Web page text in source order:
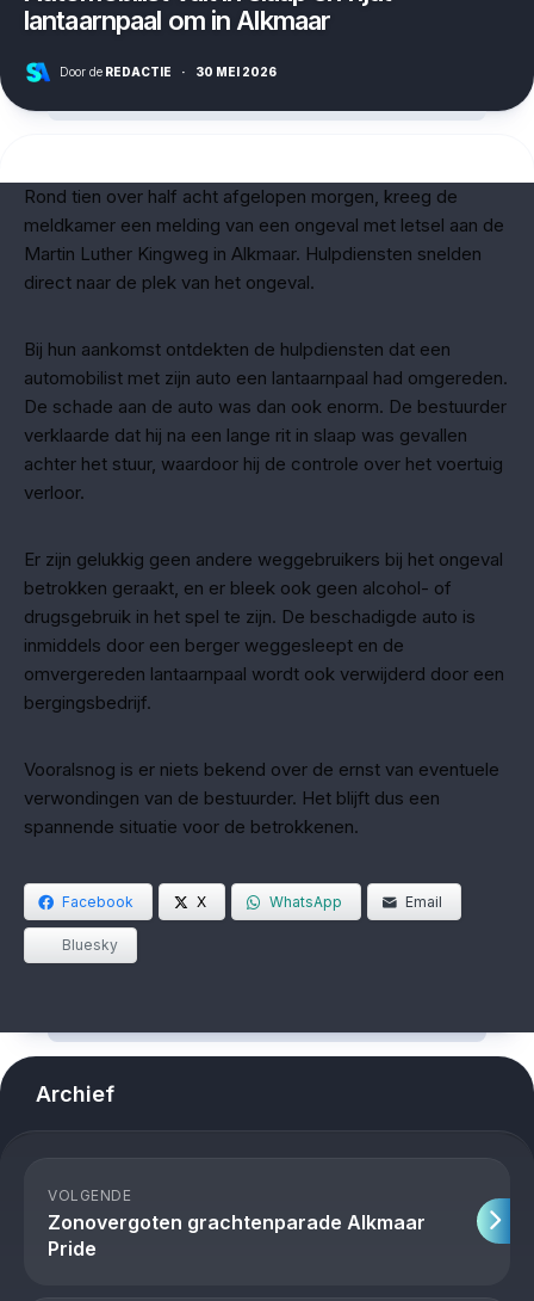
lantaarnpaal om in Alkmaar
Door de REDACTIE · 30 MEI 2026
Rond tien over half acht afgelopen morgen, kreeg de
meldkamer een melding van een ongeval met letsel aan de
Martin Luther Kingweg in Alkmaar. Hulpdiensten snelden
direct naar de plek van het ongeval.
Bij hun aankomst ontdekten de hulpdiensten dat een
automobilist met zijn auto een lantaarnpaal had omgereden.
De schade aan de auto was dan ook enorm. De bestuurder
verklaarde dat hij na een lange rit in slaap was gevallen
achter het stuur, waardoor hij de controle over het voertuig
verloor.
Er zijn gelukkig geen andere weggebruikers bij het ongeval
betrokken geraakt, en er bleek ook geen alcohol- of
drugsgebruik in het spel te zijn. De beschadigde auto is
inmiddels door een berger weggesleept en de
omvergereden lantaarnpaal wordt ook verwijderd door een
bergingsbedrijf.
Vooralsnog is er niets bekend over de ernst van eventuele
verwondingen van de bestuurder. Het blijft dus een
spannende situatie voor de betrokkenen.
Facebook X WhatsApp Email
Bluesky
Archief
VOLGENDE
Zonovergoten grachtenparade Alkmaar
Pride